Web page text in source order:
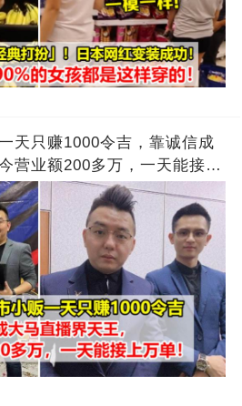
天只赚1000令吉，靠诚信成
营业额200多万，一天能接上